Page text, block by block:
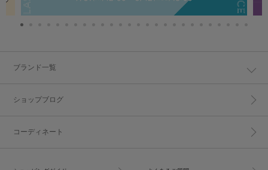
ブランド一覧
ショップブログ
コーディネート